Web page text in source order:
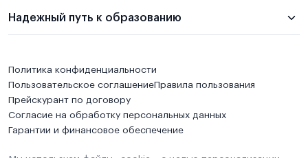
Надежный путь к образованию
Политика конфиденциальности
Пользовательское соглашениеПравила пользования
Прейскурант по договору
Согласие на обработку персональных данных
Гарантии и финансовое обеспечение